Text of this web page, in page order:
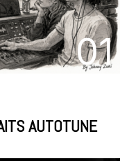
01
AUTOTUNE